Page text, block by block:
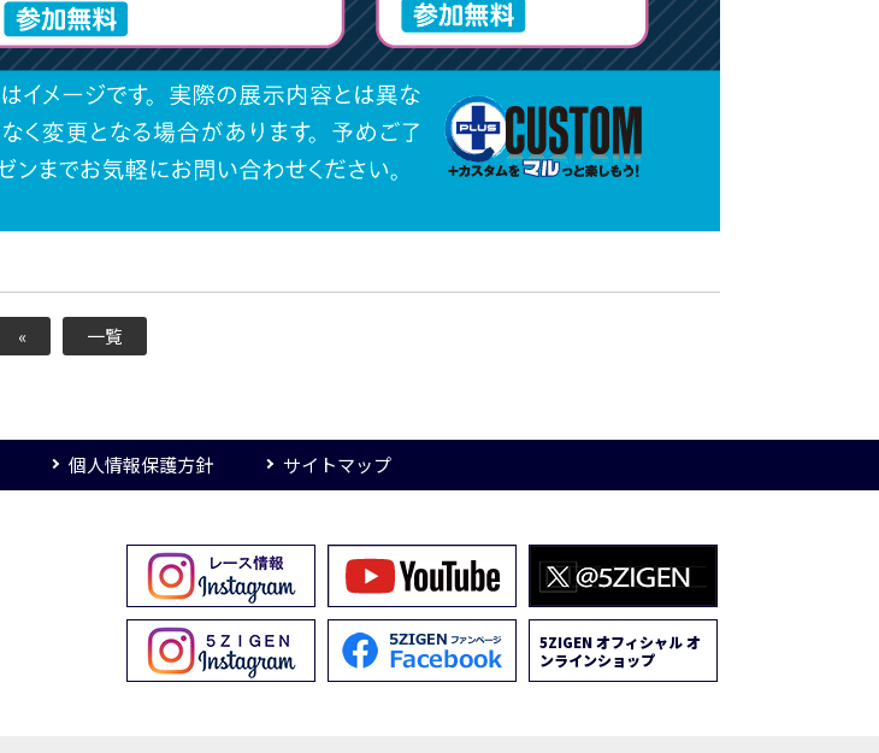
« 一覧
個人情報保護方針 サイトマップ
5ZIGEN オフィシャル オ
ンラインショップ